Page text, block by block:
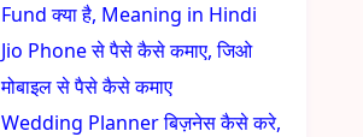
Fund क्या है, Meaning in Hindi
Jio Phone से पैसे कैसे कमाए, जिओ
मोबाइल से पैसे कैसे कमाए
Wedding Planner बिज़नेस कैसे करे,